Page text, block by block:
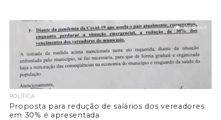
67.8 mil
POLÍTICA
Proposta para redução de salários dos vereadores
em 30% é apresentada